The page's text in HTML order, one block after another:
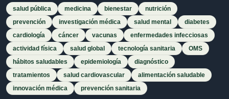
salud pública medicina bienestar
nutrición
prevención
investigación médica salud mental
diabetes
cardiología
cáncer vacunas
enfermedades infecciosas
actividad física
salud global tecnología sanitaria
OMS
hábitos saludables
epidemiología
diagnóstico
tratamientos
salud cardiovascular
alimentación saludable
innovación médica
prevención sanitaria